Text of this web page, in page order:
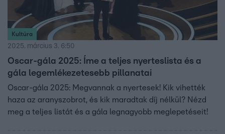
Kultúra
2025. március 3. 6:50
Oscar-gála 2025: Íme a teljes nyerteslista és a
gála legemlékezetesebb pillanatai
Oscar-gála 2025: Megvannak a nyertesek! Kik vihették
haza az aranyszobrot, és kik maradtak díj nélkül? Nézd
meg a teljes listát és a gála legnagyobb meglepetéseit!